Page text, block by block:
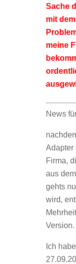
Sache
mit
meine
News
Adapter
Firma,
aus
gehts
wird,
Version.
Ich